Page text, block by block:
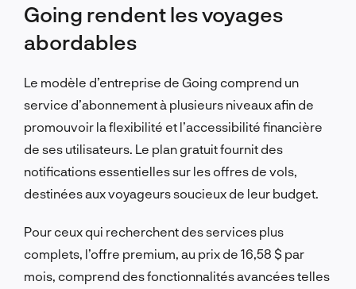
Going rendent les voyages
abordables
Le modèle d’entreprise de Going comprend un
service d’abonnement à plusieurs niveaux afin de
promouvoir la flexibilité et l’accessibilité financière
de ses utilisateurs. Le plan gratuit fournit des
notifications essentielles sur les offres de vols,
destinées aux voyageurs soucieux de leur budget.
Pour ceux qui recherchent des services plus
complets, l’offre premium, au prix de 16,58 $ par
mois, comprend des fonctionnalités avancées telles